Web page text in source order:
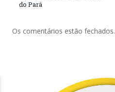
do Pará
Os comentários estão fechados.